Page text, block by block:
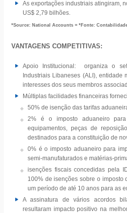
As exportações industriais atingiram,
US$ 2,79 bilhões.
*Source: National Accounts = *Fonte:
VANTAGENS COMPETITIVAS:
Apoio Institucional: organiza o
Industriais Libaneses (ALI), entidade
interesses dos seus membros
Múltiplas facilidades financeiras
50% de isenção das tarifas
2% é o imposto aduaneiro
equipamentos, peças de
destinados para a constituição de
0% é o imposto aduaneiro para
semi-manufaturados e matérias-
isenções fiscais concedidas pela
100% de isenções sobre o imposto
um período de até 10 anos para as
A assinatura de vários acordos
resultaram impacto positivo na